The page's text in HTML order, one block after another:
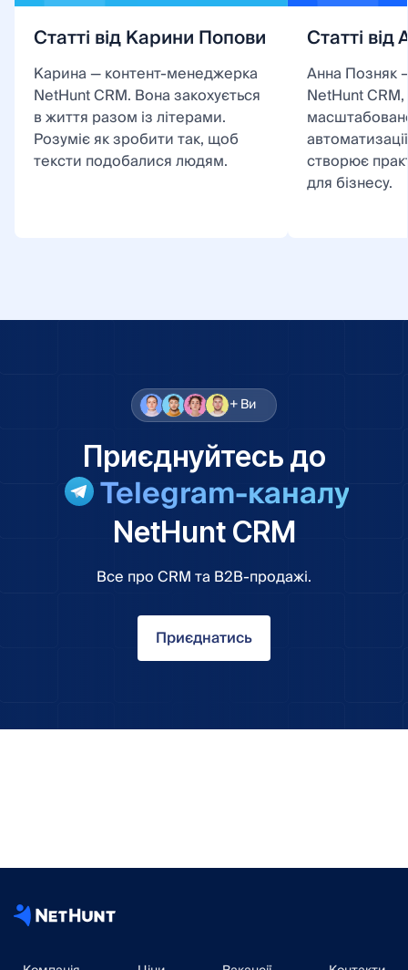
Статті від Карини Попови
Карина — контент-менеджерка
NetHunt CRM. Вона закохується
в життя разом із літерами.
Розуміє як зробити так, щоб
тексти подобалися людям.
Статті
Анна Позняк
NetHunt CRM,
створює
для бізнесу.
+ Ви
Приєднуйтесь до
Telegram-каналу
NetHunt CRM
Все про CRM та B2B-продажі.
Приєднатись